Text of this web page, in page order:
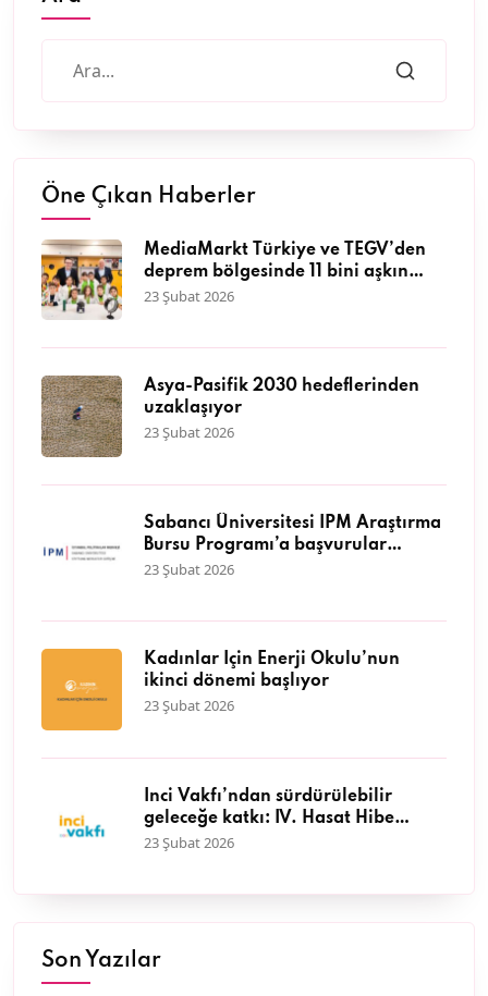
Öne Çıkan Haberler
MediaMarkt Türkiye ve TEGV’den
deprem bölgesinde 11 bini aşkın
çocuğa nitelikli eğitim desteği
23 Şubat 2026
Asya-Pasifik 2030 hedeflerinden
uzaklaşıyor
23 Şubat 2026
Sabancı Üniversitesi İPM Araştırma
Bursu Programı’a başvurular
başladı
23 Şubat 2026
Kadınlar İçin Enerji Okulu’nun
ikinci dönemi başlıyor
23 Şubat 2026
İnci Vakfı’ndan sürdürülebilir
geleceğe katkı: IV. Hasat Hibe
Programı başvuruları başladı
23 Şubat 2026
Son Yazılar